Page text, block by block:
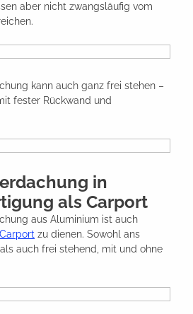
aber nicht zwangsläufig vom
kann auch ganz frei stehen –
fester Rückwand und
in
als Carport
aus Aluminium ist auch
Carport zu dienen. Sowohl ans
auch frei stehend, mit und ohne